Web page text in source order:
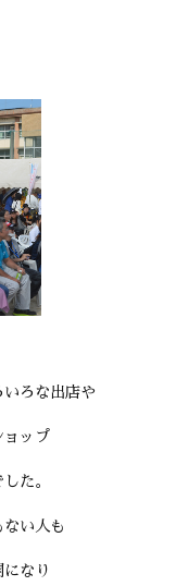
ろな出店や
ップ
た。
い人も
なり